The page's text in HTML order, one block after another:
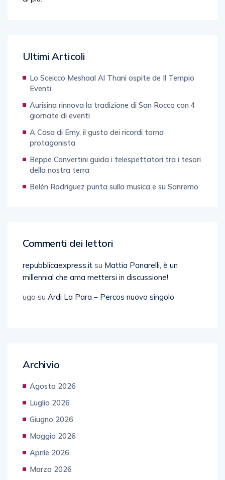
Ultimi Articoli
Lo Sceicco Meshaal Al Thani ospite de Il Tempio
Eventi
Aurisina rinnova la tradizione di San Rocco con 4
giornate di eventi
A Casa di Emy, il gusto dei ricordi torna
protagonista
Beppe Convertini guida i telespettatori tra i tesori
della nostra terra
Belén Rodriguez punta sulla musica e su Sanremo
Commenti dei lettori
repubblicaexpress.it su Mattia Panarelli, è un
millennial che ama mettersi in discussione!
ugo su Ardi La Para – Percos nuovo singolo
Archivio
Agosto 2026
Luglio 2026
Giugno 2026
Maggio 2026
Aprile 2026
Marzo 2026